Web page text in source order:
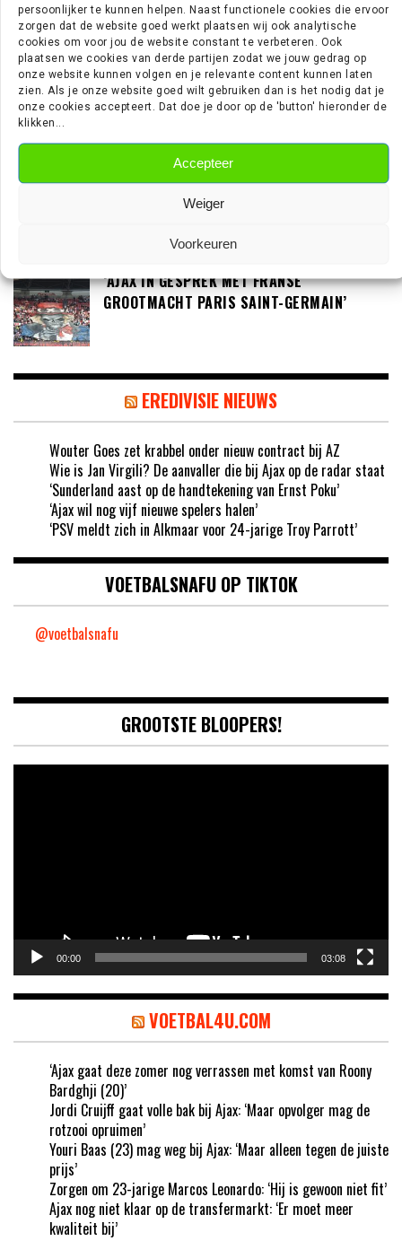
persoonlijker te kunnen helpen. Naast functionele cookies die ervoor
zorgen dat de website goed werkt plaatsen wij ook analytische
cookies om voor jou de website constant te verbeteren. Ook
plaatsen we cookies van derde partijen zodat we jouw gedrag op
onze website kunnen volgen en je relevante content kunnen laten
zien. Als je onze website goed wilt gebruiken dan is het nodig dat je
onze cookies accepteert. Dat doe je door op de 'button' hieronder de
klikken...
Accepteer
Weiger
Voorkeuren
REIJNDERS’
‘LOUIS VAN GAAL BEREID OM IN GESPREK TE
GAAN MET DE KNVB’
‘TEUN KOOPMEINERS STAAT VOOR
AVONTUUR IN DE PREMIER LEAGUE’
‘AJAX IN GESPREK MET FRANSE
GROOTMACHT PARIS SAINT-GERMAIN’
EREDIVISIE NIEUWS
Wouter Goes zet krabbel onder nieuw contract bij AZ
Wie is Jan Virgili? De aanvaller die bij Ajax op de radar staat
‘Sunderland aast op de handtekening van Ernst Poku’
‘Ajax wil nog vijf nieuwe spelers halen’
‘PSV meldt zich in Alkmaar voor 24-jarige Troy Parrott’
VOETBALSNAFU OP TIKTOK
@voetbalsnafu
GROOTSTE BLOOPERS!
00:00 03:08
VOETBAL4U.COM
‘Ajax gaat deze zomer nog verrassen met komst van Roony
Bardghji (20)’
Jordi Cruijff gaat volle bak bij Ajax: ‘Maar opvolger mag de
rotzooi opruimen’
Youri Baas (23) mag weg bij Ajax: ‘Maar alleen tegen de juiste
prijs’
Zorgen om 23-jarige Marcos Leonardo: ‘Hij is gewoon niet fit’
Ajax nog niet klaar op de transfermarkt: ‘Er moet meer
kwaliteit bij’